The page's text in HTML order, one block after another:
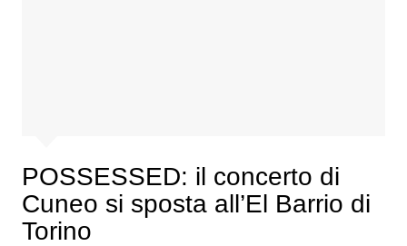
POSSESSED: il concerto di
Cuneo si sposta all’El Barrio di
Torino